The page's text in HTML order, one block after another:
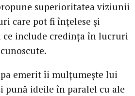
superioritatea viziunii
care pot fi înţelese şi
ce include credinţa în lucruri
emerit îi mulţumeşte lui
pună ideile în paralel cu ale